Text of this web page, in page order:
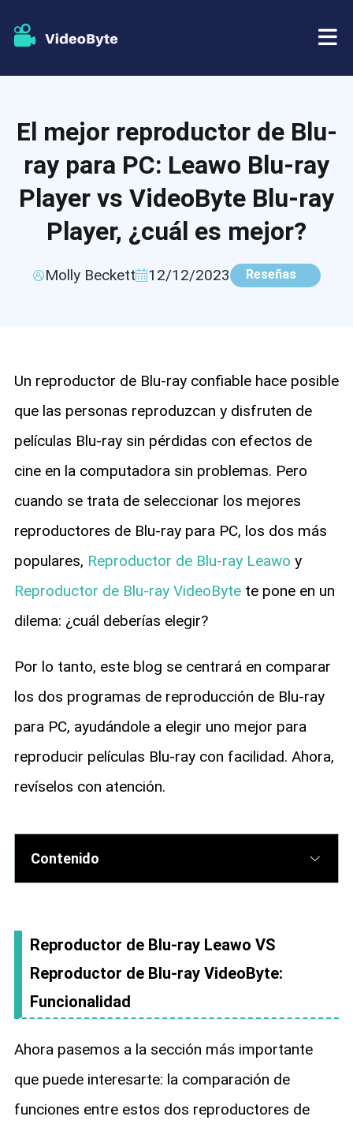
Extractor de BD-DVD
Extractor de DVD
Reproductor Blu-ray
Creador de DVD
Almacenar
Recursos
Apoyo
El mejor reproductor de Blu-
ray para PC: Leawo Blu-ray
Player vs VideoByte Blu-ray
Player, ¿cuál es mejor?
Molly Beckett 12/12/2023 Reseñas
Un reproductor de Blu-ray confiable hace posible
que las personas reproduzcan y disfruten de
películas Blu-ray sin pérdidas con efectos de
cine en la computadora sin problemas. Pero
cuando se trata de seleccionar los mejores
reproductores de Blu-ray para PC, los dos más
populares, Reproductor de Blu-ray Leawo y
Reproductor de Blu-ray VideoBytete pone en un
dilema: ¿cuál deberías elegir?
Por lo tanto, este blog se centrará en comparar
los dos programas de reproducción de Blu-ray
para PC, ayudándole a elegir uno mejor para
reproducir películas Blu-ray con facilidad. Ahora,
revíselos con atención.
Contenido
Reproductor de Blu-ray Leawo VS
Reproductor de Blu-ray VideoByte:
Funcionalidad
Ahora pasemos a la sección más importante
que puede interesarte: la comparación de
funciones entre estos dos reproductores de